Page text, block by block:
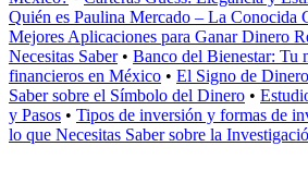
Quién es Paulina Mercado – La Conocida
Mejores Aplicaciones para Ganar Dinero
Necesitas Saber• Banco del Bienestar: Tu
financieros en México • El Signo de
Saber sobre el Símbolo del Dinero •
y Pasos • Tipos de inversión y formas de
lo que Necesitas Saber sobre la